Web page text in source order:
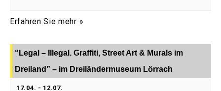
Erfahren Sie mehr »
“Legal – Illegal. Graffiti, Street Art & Murals im
Dreiland” – im Dreiländermuseum Lörrach
17.04. - 12.07.